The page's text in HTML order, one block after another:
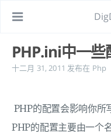
PHP.ini中一
十二月 31, 2011 发布在 Php
PHP的配置会影响你所
PHP的配置主要由一个